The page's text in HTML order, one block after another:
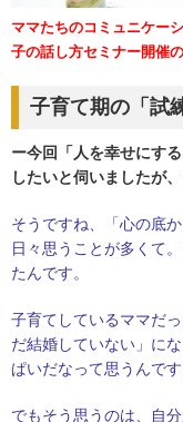
ママたちのコミュニケー
子の話し方セミナー開催
子育て期の「試
ー今回「人を幸せにす
したいと伺いましたが
そうですね、「心の底
日々思うことが多くて
たんです。
子育てしているママだ
だ結婚していない」に
ぱいだなって思うんです
でもそう思うのは、自